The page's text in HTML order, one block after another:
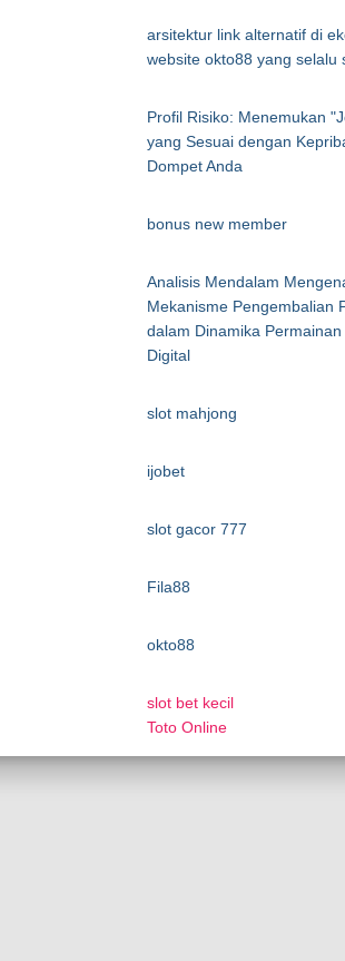
arsitektur link alternatif di
website okto88 yang selalu
Profil Risiko: Menemukan
yang Sesuai dengan
Dompet Anda
bonus new member
Analisis Mendalam
Mekanisme Pengembalian
dalam Dinamika
Digital
slot mahjong
ijobet
slot gacor 777
Fila88
okto88
slot bet kecil
Toto Online